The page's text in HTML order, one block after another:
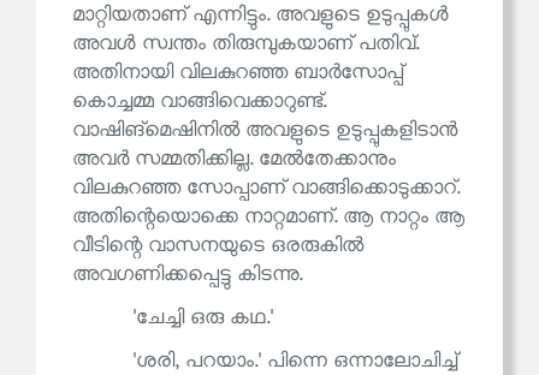
മാറ്റിയതാണ് എന്നിട്ടും. അവളുടെ ഉടുപ്പുകൾ
അവൾ സ്വന്തം തിരുമ്പുകയാണ് പതിവ്.
അതിനായി വിലകുറഞ്ഞ ബാർസോപ്പ്
കൊച്ചമ്മ വാങ്ങിവെക്കാറുണ്ട്.
വാഷിങ്‌മെഷിനിൽ അവളുടെ ഉടുപ്പുകളിടാൻ
അവർ സമ്മതിക്കില്ല. മേൽതേക്കാനും
വിലകുറഞ്ഞ സോപ്പാണ് വാങ്ങിക്കൊടുക്കാറ്.
അതിന്റെയൊക്കെ നാറ്റമാണ്. ആ നാറ്റം ആ
വീടിന്റെ വാസനയുടെ ഒരരുകിൽ
അവഗണിക്കപ്പെട്ടു കിടന്നു.
'ചേച്ചി ഒരു കഥ.'
'ശരി, പറയാം.' പിന്നെ ഒന്നാലോചിച്ച്